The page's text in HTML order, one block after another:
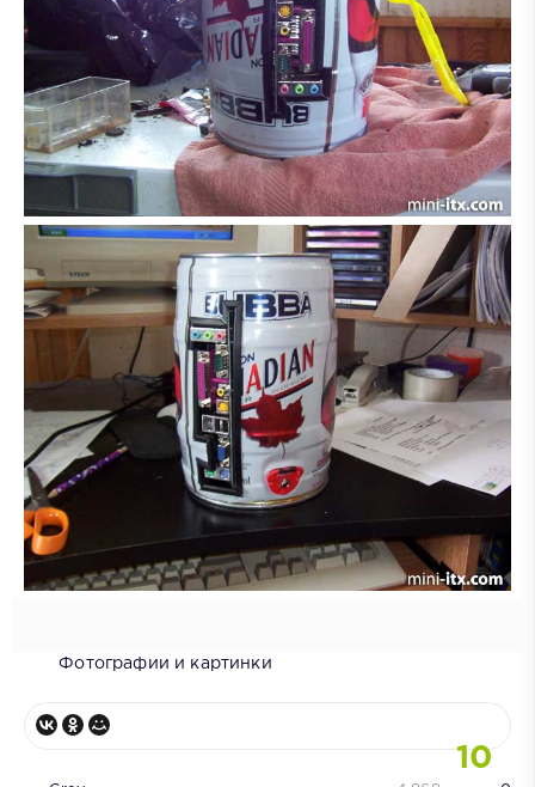
Фотографии и картинки
10